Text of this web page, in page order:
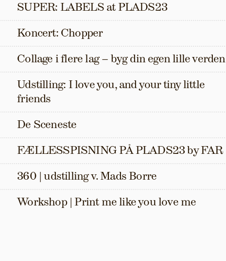
SUPER: LABELS at PLADS23
Koncert: Chopper
Collage i flere lag – byg din egen lille verden
Udstilling: I love you, and your tiny little
friends
De Sceneste
FÆLLESSPISNING PÅ PLADS23 by FAR
360 | udstilling v. Mads Borre
Workshop | Print me like you love me